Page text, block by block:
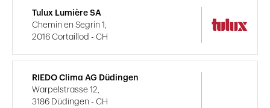
Tulux Lumière SA
Chemin en Segrin 1,
2016 Cortaillod - CH
RIEDO Clima AG Düdingen
Warpelstrasse 12,
3186 Düdingen - CH